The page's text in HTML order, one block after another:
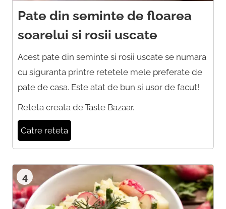
Pate din seminte de floarea
soarelui si rosii uscate
Acest pate din seminte si rosii uscate se numara
cu siguranta printre retetele mele preferate de
pate de casa. Este atat de bun si usor de facut!
Reteta creata de Taste Bazaar.
Catre reteta
4